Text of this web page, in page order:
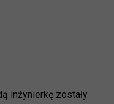
inżynierkę zostały